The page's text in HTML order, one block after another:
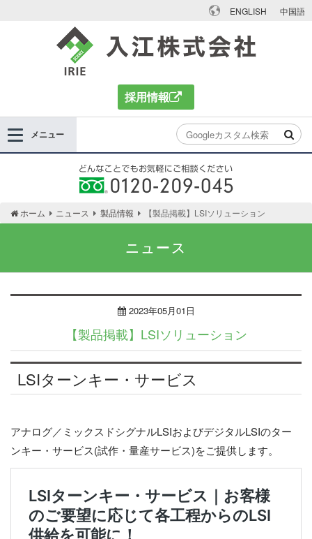
入江株式会社
採用情報
209-045
ENGLISH 中国語
メニュー
ホーム ニュース 製品情報 【製品掲載】LSIソリューション
ニュース
2023年05月01日
【製品掲載】LSIソリューション
LSIターンキー・サービス
アナログ／ミックスドシグナルLSIおよびデジタルLSIのター
ンキー・サービス(試作・量産サービス)をご提供します。